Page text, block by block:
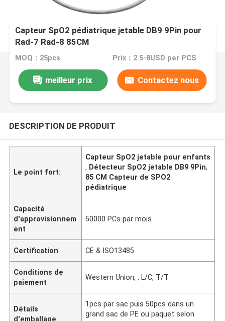
Capteur SpO2 pédiatrique jetable DB9 9Pin pour
Rad-7 Rad-8 85CM
MOQ：25pcs Prix：2.5-8USD per PCS
meilleur prix Contactez nous
DESCRIPTION DE PRODUIT
Le point fort:
Capteur SpO2 jetable pour enfants
, Détecteur SpO2 jetable DB9 9Pin,
85 CM Capteur de SPO2
pédiatrique
Capacité
d'approvisionnem
ent
50000 PCs par mois
Certification CE & ISO13485
Conditions de
paiement
Western Union, , L/C, T/T
Détails
d'emballage
1pcs par sac puis 50pcs dans un
grand sac de PE ou paquet selon